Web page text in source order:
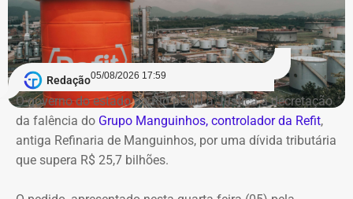
Redação05/08/2026 17:59
O governo do estado do Rio pediu à Justiça a decretação
da falência do Grupo Manguinhos, controlador da Refit,
antiga Refinaria de Manguinhos, por uma dívida tributária
que supera R$ 25,7 bilhões.